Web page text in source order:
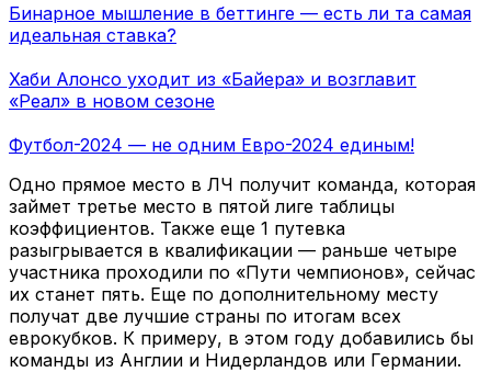
Бинарное мышление в беттинге — есть ли та самая
идеальная ставка?
Хаби Алонсо уходит из «Байера» и возглавит
«Реал» в новом сезоне
Футбол-2024 — не одним Евро-2024 единым!
Одно прямое место в ЛЧ получит команда, которая
займет третье место в пятой лиге таблицы
коэффициентов. Также еще 1 путевка
разыгрывается в квалификации — раньше четыре
участника проходили по «Пути чемпионов», сейчас
их станет пять. Еще по дополнительному месту
получат две лучшие страны по итогам всех
еврокубков. К примеру, в этом году добавились бы
команды из Англии и Нидерландов или Германии.